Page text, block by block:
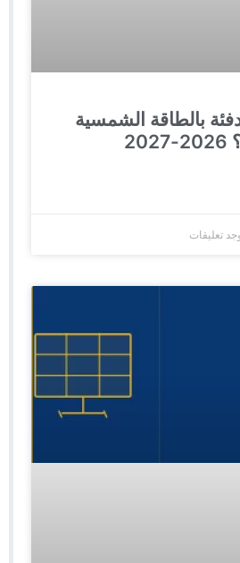
بالطاقة الشمسية